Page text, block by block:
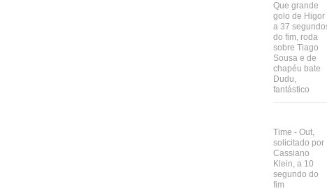
Que grande
golo de Higor
a 37
do fim, roda
sobre Tiago
Sousa e de
chapéu bate
Dudu,
fantástico
Time - Out,
solicitado por
Cassiano
Klein, a 10
segundo do
fim